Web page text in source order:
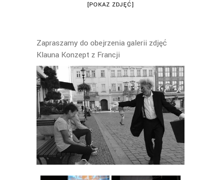
[POKAZ ZDJĘĆ]
Zapraszamy do obejrzenia galerii zdjęć
Klauna Konzept z Francji